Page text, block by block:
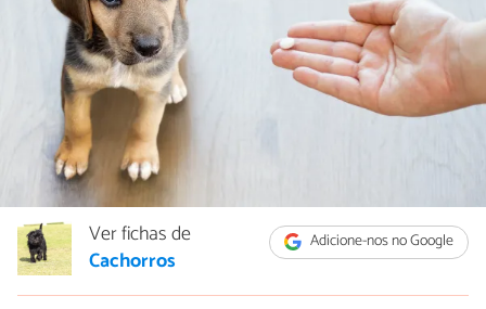
Adicione-nos no Google
Ver fichas de
Cachorros